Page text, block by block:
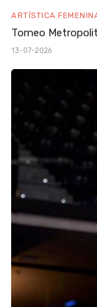
ARTÍSTICA
Torneo
13-07-2026